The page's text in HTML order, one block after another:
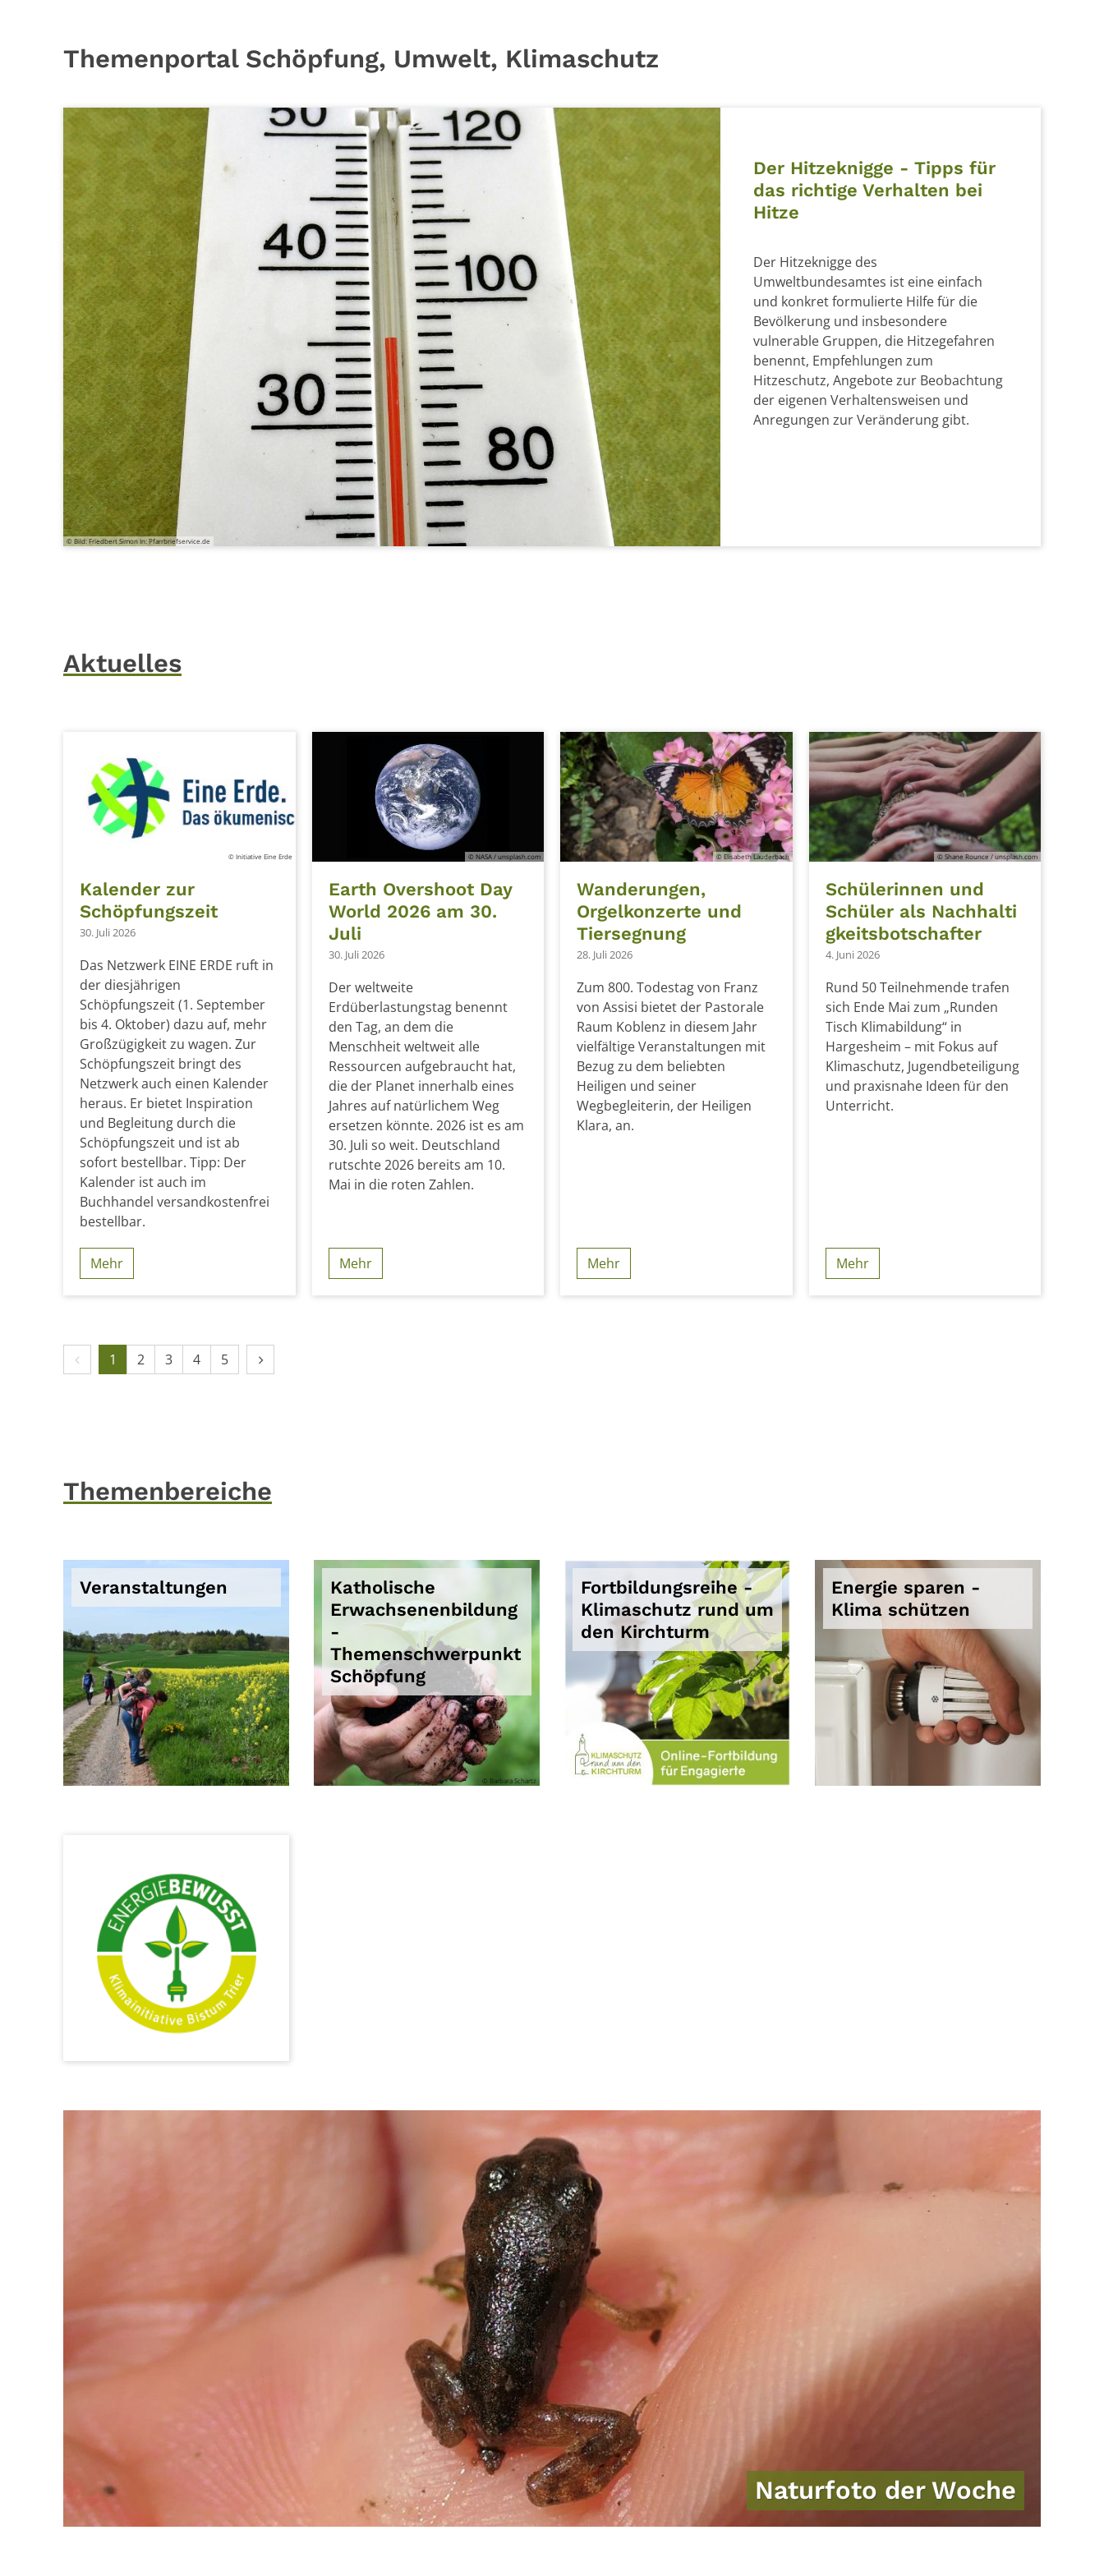
Themenportal Schöpfung, Umwelt, Klimaschutz
© Bild: Friedbert Simon In: Pfarrbriefservice.de
Der Hitzeknigge - Tipps für
das richtige Verhalten bei
Hitze
Der Hitzeknigge des
Umweltbundesamtes ist eine einfach
und konkret formulierte Hilfe für die
Bevölkerung und insbesondere
vulnerable Gruppen, die Hitzegefahren
benennt, Empfehlungen zum
Hitzeschutz, Angebote zur Beobachtung
der eigenen Verhaltensweisen und
Anregungen zur Veränderung gibt.
Aktuelles
© Initiative Eine Erde
Kalender zur
Schöpfungszeit
30. Juli 2026
Das Netzwerk EINE ERDE ruft in
der diesjährigen
Schöpfungszeit (1. September
bis 4. Oktober) dazu auf, mehr
Großzügigkeit zu wagen. Zur
Schöpfungszeit bringt des
Netzwerk auch einen Kalender
heraus. Er bietet Inspiration
und Begleitung durch die
Schöpfungszeit und ist ab
sofort bestellbar. Tipp: Der
Kalender ist auch im
Buchhandel versandkostenfrei
bestellbar.
Mehr
© NASA / unsplash.com
Earth Overshoot Day
World 2026 am 30.
Juli
30. Juli 2026
Der weltweite
Erdüberlastungstag benennt
den Tag, an dem die
Menschheit weltweit alle
Ressourcen aufgebraucht hat,
die der Planet innerhalb eines
Jahres auf natürlichem Weg
ersetzen könnte. 2026 ist es am
30. Juli so weit. Deutschland
rutschte 2026 bereits am 10.
Mai in die roten Zahlen.
Mehr
© Elisabeth Lauderbach
Wanderungen,
Orgelkonzerte und
Tiersegnung
28. Juli 2026
Zum 800. Todestag von Franz
von Assisi bietet der Pastorale
Raum Koblenz in diesem Jahr
vielfältige Veranstaltungen mit
Bezug zu dem beliebten
Heiligen und seiner
Wegbegleiterin, der Heiligen
Klara, an.
Mehr
© Shane Rounce / unsplash.com
Schülerinnen und
Schüler als Nachhalti
gkeitsbotschafter
4. Juni 2026
Rund 50 Teilnehmende trafen
sich Ende Mai zum „Runden
Tisch Klimabildung“ in
Hargesheim – mit Fokus auf
Klimaschutz, Jugendbeteiligung
und praxisnahe Ideen für den
Unterricht.
Mehr
Vorherige Seite
1 2 3 4 5 Nächste Seite
Themenbereiche
Veranstaltungen
© Carl-Andreas Abitz
Katholische
Erwachsenenbildung
-
Themenschwerpunkt
Schöpfung
© Barbara Schartz
Fortbildungsreihe -
Klimaschutz rund um
den Kirchturm
Energie sparen -
Klima schützen
Naturfoto der Woche